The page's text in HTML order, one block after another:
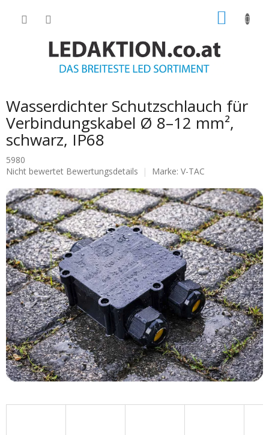
Wasserdichter Schutzschlauch für
Verbindungskabel Ø 8–12 mm²,
schwarz, IP68
5980
Die
Produktbewertung
ist
0.0
von
5
Sternen.
Nicht bewertet Bewertungsdetails Marke: V-TAC